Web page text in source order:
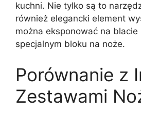
kuchni. Nie tylko są to
również elegancki element
można eksponować na
specjalnym bloku na noże.
Porównanie z
Zestawami